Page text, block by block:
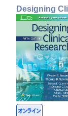
Designing